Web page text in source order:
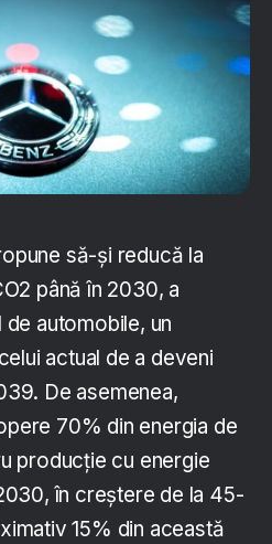
să-și reducă la
până în 2030, a
automobile, un
actual de a deveni
De asemenea,
70% din energia de
producție cu energie
în creștere de la 45-
15% din această